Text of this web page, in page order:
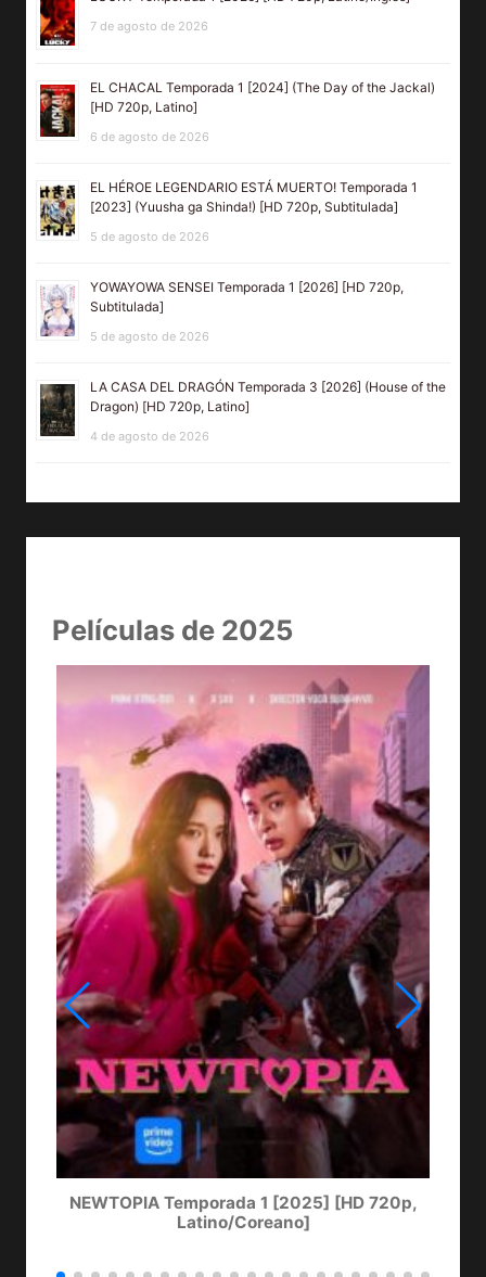
7 de agosto de 2026
EL CHACAL Temporada 1 [2024] (The Day of the Jackal)
[HD 720p, Latino]
6 de agosto de 2026
EL HÉROE LEGENDARIO ESTÁ MUERTO! Temporada 1
[2023] (Yuusha ga Shinda!) [HD 720p, Subtitulada]
5 de agosto de 2026
YOWAYOWA SENSEI Temporada 1 [2026] [HD 720p,
Subtitulada]
5 de agosto de 2026
LA CASA DEL DRAGÓN Temporada 3 [2026] (House of the
Dragon) [HD 720p, Latino]
4 de agosto de 2026
Películas de 2025
NEWTOPIA Temporada 1 [2025] [HD 720p,
Latino/Coreano]